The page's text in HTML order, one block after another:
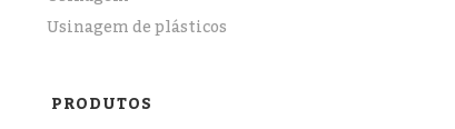
Usinagem de plásticos
PRODUTOS